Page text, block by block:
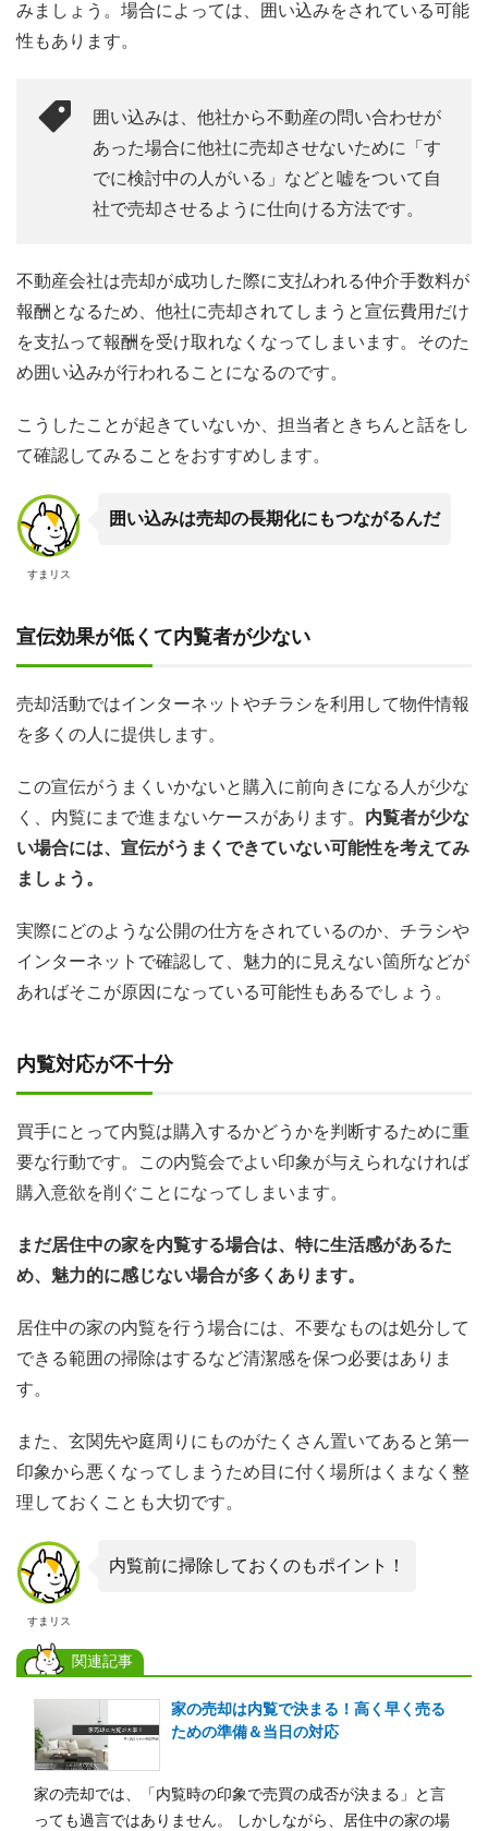
みましょう。場合によっては、囲い込みをされている可能
性もあります。
囲い込みは、他社から不動産の問い合わせが
あった場合に他社に売却させないために「す
でに検討中の人がいる」などと嘘をついて自
社で売却させるように仕向ける方法です。
不動産会社は売却が成功した際に支払われる仲介手数料が
報酬となるため、他社に売却されてしまうと宣伝費用だけ
を支払って報酬を受け取れなくなってしまいます。そのた
め囲い込みが行われることになるのです。
こうしたことが起きていないか、担当者ときちんと話をし
て確認してみることをおすすめします。
すまリス
囲い込みは売却の長期化にもつながるんだ
宣伝効果が低くて内覧者が少ない
売却活動ではインターネットやチラシを利用して物件情報
を多くの人に提供します。
この宣伝がうまくいかないと購入に前向きになる人が少な
く、内覧にまで進まないケースがあります。 内覧者が少な
い場合には、宣伝がうまくできていない可能性を考えてみ
ましょう。
実際にどのような公開の仕方をされているのか、チラシや
インターネットで確認して、魅力的に見えない箇所などが
あればそこが原因になっている可能性もあるでしょう。
内覧対応が不十分
買手にとって内覧は購入するかどうかを判断するために重
要な行動です。この内覧会でよい印象が与えられなければ
購入意欲を削ぐことになってしまいます。
まだ居住中の家を内覧する場合は、特に生活感があるた
め、魅力的に感じない場合が多くあります。
居住中の家の内覧を行う場合には、不要なものは処分して
できる範囲の掃除はするなど清潔感を保つ必要はありま
す。
また、玄関先や庭周りにものがたくさん置いてあると第一
印象から悪くなってしまうため目に付く場所はくまなく整
理しておくことも大切です。
すまリス
内覧前に掃除しておくのもポイント！
関連記事
家の売却は内覧で決まる！高く早く売る
ための準備＆当日の対応
家の売却では、「内覧時の印象で売買の成否が決まる」と言
っても過言ではありません。 しかしながら、居住中の家の場